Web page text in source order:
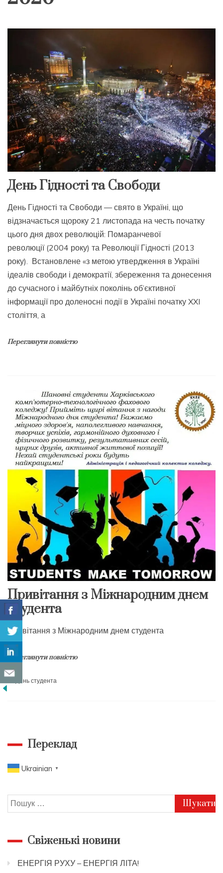
День Гідності та Свободи
День Гідності та Свободи — свято в Україні, що
відзначається щороку 21 листопада на честь початку
цього дня двох революцій: Помаранчевої
революції (2004 року) та Революції Гідності (2013
року). Встановлене «з метою утвердження в Україні
ідеалів свободи і демократії, збереження та донесення
до сучасного і майбутніх поколінь об’єктивної
інформації про доленосні події в Україні початку XXI
століття, а
Переглянути повністю
Привітання з Міжнародним днем
студента
Привітання з Міжнародним днем студента
Переглянути повністю
День студента
Переклад
Ukrainian ▼
Пошук:
Свіженькі новини
ЕНЕРГІЯ РУХУ – ЕНЕРГІЯ ЛІТА!